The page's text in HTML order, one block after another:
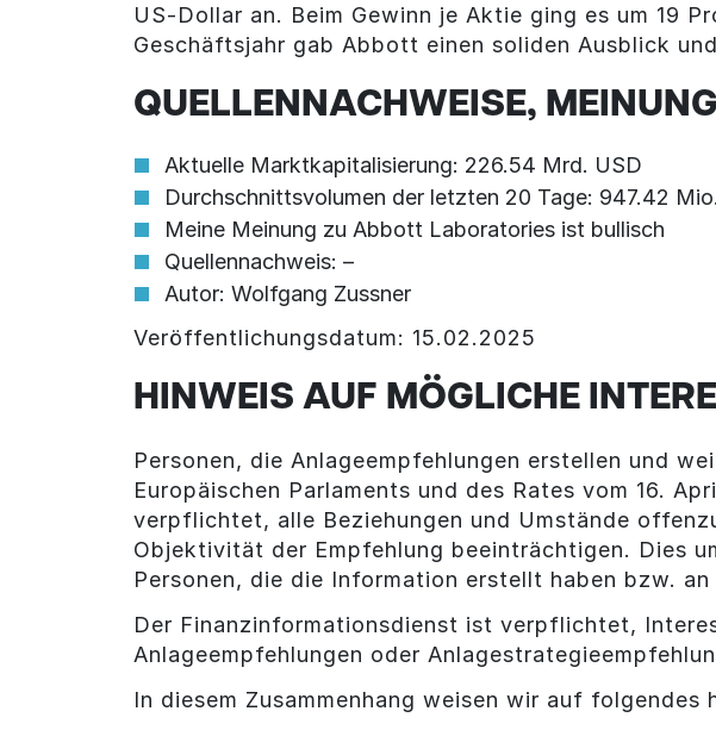
US-Dollar an. Beim Gewinn je Aktie ging es um 19
Geschäftsjahr gab Abbott einen soliden Ausblick
QUELLENNACHWEISE,
Aktuelle Marktkapitalisierung: 226.54 Mrd. USD
Durchschnittsvolumen der letzten 20 Tage: 947.42
Meine Meinung zu Abbott Laboratories ist bullisch
Quellennachweis: –
Autor: Wolfgang Zussner
Veröffentlichungsdatum: 15.02.2025
HINWEIS AUF MÖGLICHE
Personen, die Anlageempfehlungen erstellen und
Europäischen Parlaments und des Rates vom 16.
verpflichtet, alle Beziehungen und Umstände
Objektivität der Empfehlung beeinträchtigen. Dies
Personen, die die Information erstellt haben bzw.
Der Finanzinformationsdienst ist verpflichtet,
Anlageempfehlungen oder
In diesem Zusammenhang weisen wir auf folgendes